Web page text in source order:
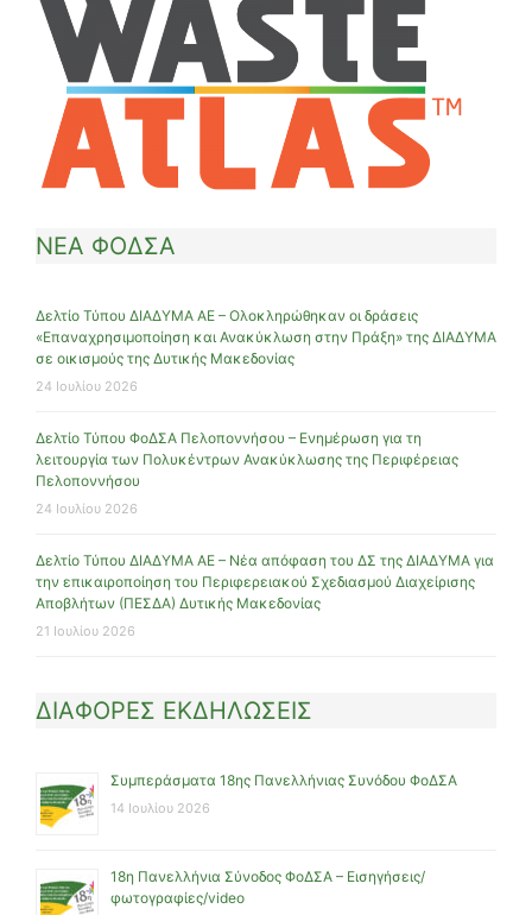
ΝΕΑ ΦΟΔΣΑ
Δελτίο Τύπου ΔΙΑΔΥΜΑ ΑΕ – Ολοκληρώθηκαν οι δράσεις
«Επαναχρησιμοποίηση και Ανακύκλωση στην Πράξη» της ΔΙΑΔΥΜΑ
σε οικισμούς της Δυτικής Μακεδονίας
24 Ιουλίου 2026
Δελτίο Τύπου ΦοΔΣΑ Πελοποννήσου – Ενημέρωση για τη
λειτουργία των Πολυκέντρων Ανακύκλωσης της Περιφέρειας
Πελοποννήσου
24 Ιουλίου 2026
Δελτίο Τύπου ΔΙΑΔΥΜΑ ΑΕ – Νέα απόφαση του ΔΣ της ΔΙΑΔΥΜΑ για
την επικαιροποίηση του Περιφερειακού Σχεδιασμού Διαχείρισης
Αποβλήτων (ΠΕΣΔΑ) Δυτικής Μακεδονίας
21 Ιουλίου 2026
ΔΙΑΦΟΡΕΣ ΕΚΔΗΛΩΣΕΙΣ
Συμπεράσματα 18ης Πανελλήνιας Συνόδου ΦοΔΣΑ
14 Ιουλίου 2026
18η Πανελλήνια Σύνοδος ΦοΔΣΑ – Εισηγήσεις/
φωτογραφίες/video